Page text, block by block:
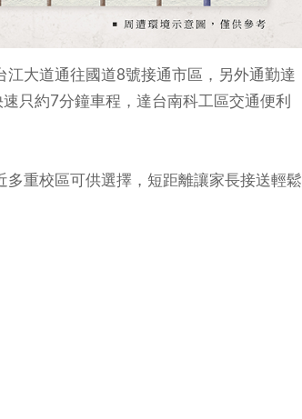
大道通往國道8號接通市區，另外通勤達
只約7分鐘車程，達台南科工區交通便利
重校區可供選擇，短距離讓家長接送輕鬆